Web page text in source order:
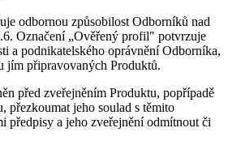
odbornou způsobilost Odborníků nad
Označení „Ověřený profil" potvrzuje
a podnikatelského oprávnění Odborníka,
jím připravovaných Produktů.
před zveřejněním Produktu, popřípadě
přezkoumat jeho soulad s těmito
předpisy a jeho zveřejnění odmítnout či